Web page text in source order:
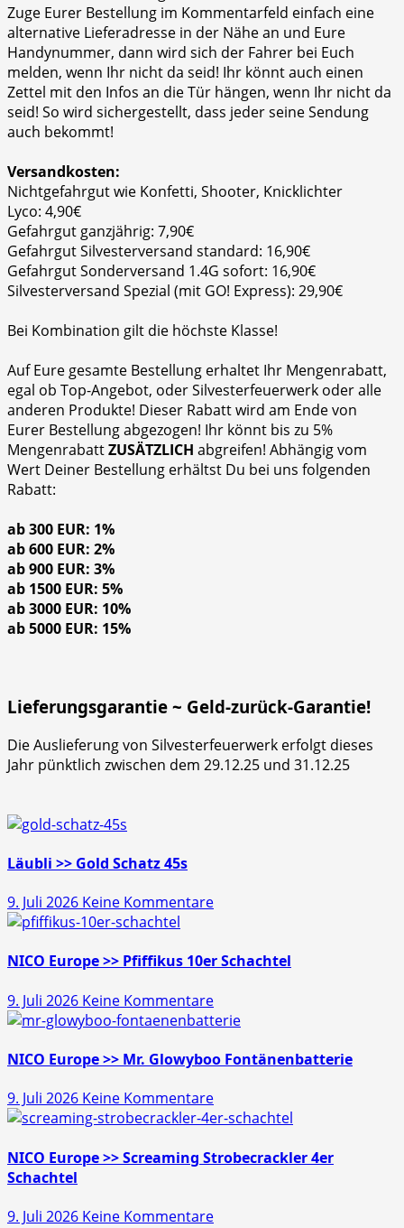
Zuge Eurer Bestellung im Kommentarfeld einfach eine
alternative Lieferadresse in der Nähe an und Eure
Handynummer, dann wird sich der Fahrer bei Euch
melden, wenn Ihr nicht da seid! Ihr könnt auch einen
Zettel mit den Infos an die Tür hängen, wenn Ihr nicht da
seid! So wird sichergestellt, dass jeder seine Sendung
auch bekommt!
Versandkosten:
Nichtgefahrgut wie Konfetti, Shooter, Knicklichter
Lyco: 4,90€
Gefahrgut ganzjährig: 7,90€
Gefahrgut Silvesterversand standard: 16,90€
Gefahrgut Sonderversand 1.4G sofort: 16,90€
Silvesterversand Spezial (mit GO! Express): 29,90€
Bei Kombination gilt die höchste Klasse!
Auf Eure gesamte Bestellung erhaltet Ihr Mengenrabatt,
egal ob Top-Angebot, oder Silvesterfeuerwerk oder alle
anderen Produkte! Dieser Rabatt wird am Ende von
Eurer Bestellung abgezogen! Ihr könnt bis zu 5%
MengenrabattZUSÄTZLICH abgreifen! Abhängig vom
Wert Deiner Bestellung erhältst Du bei uns folgenden
Rabatt:
ab 300 EUR: 1%
ab 600 EUR: 2%
ab 900 EUR: 3%
ab 1500 EUR: 5%
ab 3000 EUR: 10%
ab 5000 EUR: 15%
Lieferungsgarantie ~ Geld-zurück-Garantie!
Die Auslieferung von Silvesterfeuerwerk erfolgt dieses
Jahr pünktlich zwischen dem 29.12.25 und 31.12.25
Läubli >> Gold Schatz 45s
9. Juli 2026 Keine Kommentarezu
Gold
45s
NICO Europe >> Pfiffikus 10er Schachtel
9. Juli 2026 Keine Kommentarezu
NICO
>>
10er
Schachtel
NICO Europe >> Mr. Glowyboo Fontänenbatterie
9. Juli 2026 Keine Kommentarezu
NICO
>>
Fontänenbatterie
NICO Europe >> Screaming Strobecrackler 4er
Schachtel
9. Juli 2026 Keine Kommentarezu